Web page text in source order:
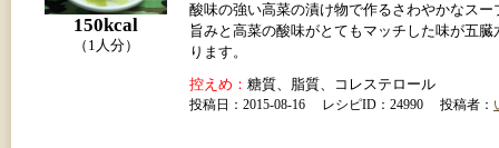
150kcal
（1人分）
酸味の強い高菜の漬け物で作るさわやかなスー
旨みと高菜の酸味がとてもマッチした味が五臓
ります。
控えめ： 糖質、脂質、コレステロール
投稿日：2015-08-16 レシピID：24990 投稿者：